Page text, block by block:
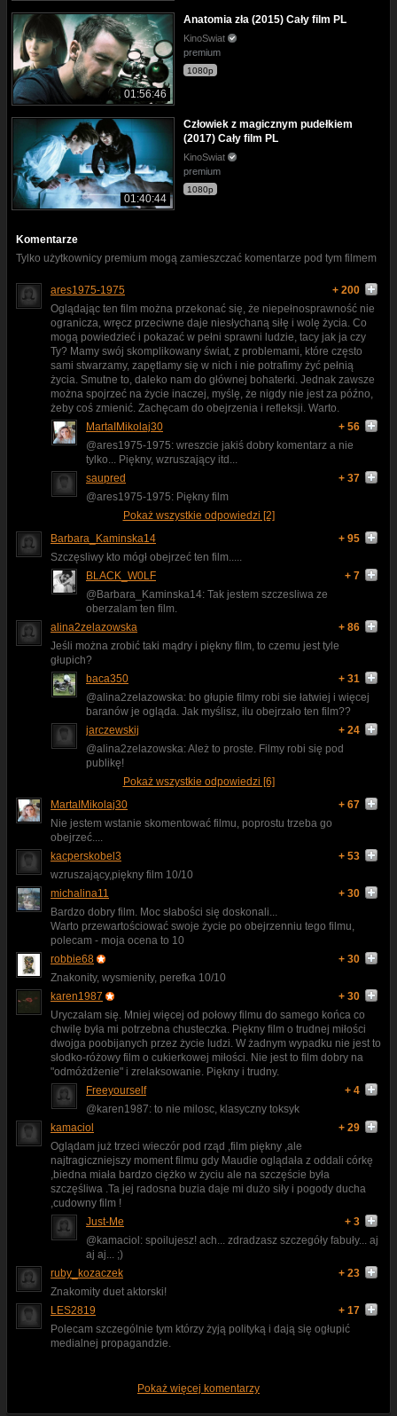
01:56:46
Anatomia zła (2015) Cały film PL
KinoSwiat
premium
1080p
01:40:44
Człowiek z magicznym pudełkiem
(2017) Cały film PL
KinoSwiat
premium
1080p
Komentarze
Tylko użytkownicy premium mogą zamieszczać komentarze pod tym filmem
ares1975-1975
+ 200
Oglądając ten film można przekonać się, że niepełnosprawność nie
ogranicza, wręcz przeciwne daje niesłychaną siłę i wolę życia. Co
mogą powiedzieć i pokazać w pełni sprawni ludzie, tacy jak ja czy
Ty? Mamy swój skomplikowany świat, z problemami, które często
sami stwarzamy, zapętlamy się w nich i nie potrafimy żyć pełnią
życia. Smutne to, daleko nam do głównej bohaterki. Jednak zawsze
można spojrzeć na życie inaczej, myślę, że nigdy nie jest za późno,
żeby coś zmienić. Zachęcam do obejrzenia i refleksji. Warto.
MartaIMikolaj30
+ 56
@ares1975-1975: wreszcie jakiś dobry komentarz a nie
tylko... Piękny, wzruszający itd...
saupred
+ 37
@ares1975-1975: Piękny film
Pokaż wszystkie odpowiedzi [2]
Barbara_Kaminska14
+ 95
Szczęsliwy kto mógł obejrzeć ten film.....
BLACK_W0LF
+ 7
@Barbara_Kaminska14: Tak jestem szczesliwa ze
oberzalam ten film.
alina2zelazowska
+ 86
Jeśli można zrobić taki mądry i piękny film, to czemu jest tyle
głupich?
baca350
+ 31
@alina2zelazowska: bo głupie filmy robi sie łatwiej i więcej
baranów je ogląda. Jak myślisz, ilu obejrzało ten film??
jarczewskij
+ 24
@alina2zelazowska: Ależ to proste. Filmy robi się pod
publikę!
Pokaż wszystkie odpowiedzi [6]
MartaIMikolaj30
+ 67
Nie jestem wstanie skomentować filmu, poprostu trzeba go
obejrzeć....
kacperskobel3
+ 53
wzruszający,piękny film 10/10
michalina11
+ 30
Bardzo dobry film. Moc słabości się doskonali...
Warto przewartościować swoje życie po obejrzenniu tego filmu,
polecam - moja ocena to 10
robbie68
+ 30
Znakonity, wysmienity, perefka 10/10
karen1987
+ 30
Uryczałam się. Mniej więcej od połowy filmu do samego końca co
chwilę była mi potrzebna chusteczka. Piękny film o trudnej miłości
dwojga poobijanych przez życie ludzi. W żadnym wypadku nie jest to
słodko-różowy film o cukierkowej miłości. Nie jest to film dobry na
"odmóżdżenie" i zrelaksowanie. Piękny i trudny.
Freeyourself
+ 4
@karen1987: to nie milosc, klasyczny toksyk
kamaciol
+ 29
Oglądam już trzeci wieczór pod rząd ,film piękny ,ale
najtragiczniejszy moment filmu gdy Maudie oglądała z oddali córkę
,biedna miała bardzo ciężko w życiu ale na szczęście była
szczęśliwa .Ta jej radosna buzia daje mi dużo siły i pogody ducha
,cudowny film !
Just-Me
+ 3
@kamaciol: spoilujesz! ach... zdradzasz szczegóły fabuły... aj
aj aj... ;)
ruby_kozaczek
+ 23
Znakomity duet aktorski!
LES2819
+ 17
Polecam szczególnie tym którzy żyją polityką i dają się ogłupić
medialnej propagandzie.
Pokaż więcej komentarzy